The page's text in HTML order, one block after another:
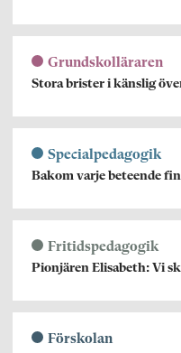
Grundskolläraren
Stora brister i känslig
Specialpedagogik
Bakom varje beteende
Fritidspedagogik
Pionjären Elisabeth: Vi
Förskolan